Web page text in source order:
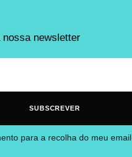
nossa newsletter
para a recolha do meu email